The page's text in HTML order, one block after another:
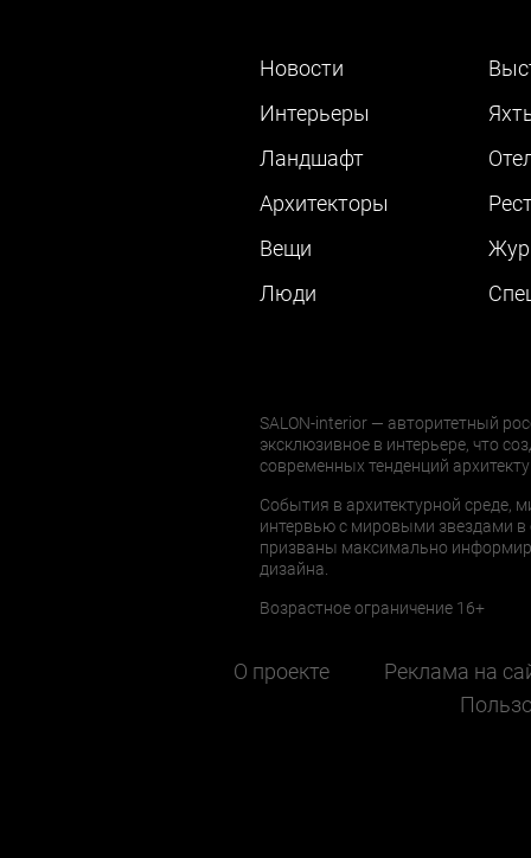
Новости
Интерьеры
Ландшафт
Архитекторы
Вещи
Люди
SALON-interior — авторитетный
эксклюзивное в интерьере, что
современных тенденций
События в архитектурной среде,
интервью с мировыми звездами
призваны максимально
дизайна.
Возрастное ограничение 16+
О проекте
Реклама на